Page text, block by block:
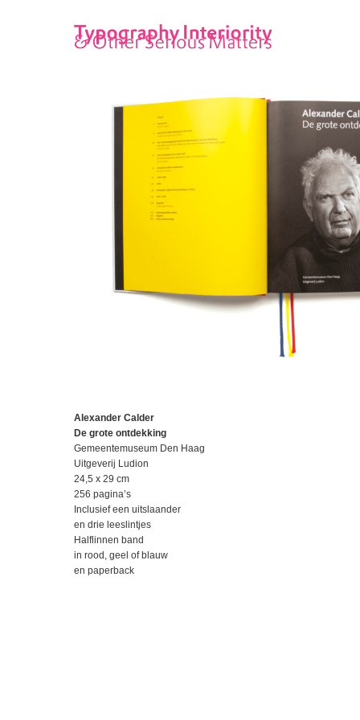
Alexander Calder
De grote ontdekking
Gemeentemuseum Den Haag
Uitgeverij Ludion
24,5 x 29 cm
256 pagina’s
Inclusief een uitslaander
en drie leeslintjes
Halflinnen band
in rood, geel of blauw
en paperback